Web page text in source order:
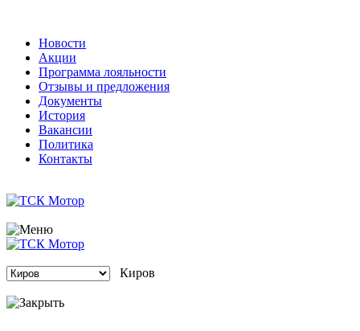
Новости
Акции
Программа лояльности
Отзывы и предложения
Документы
История
Вакансии
Политика
Контакты
Киров